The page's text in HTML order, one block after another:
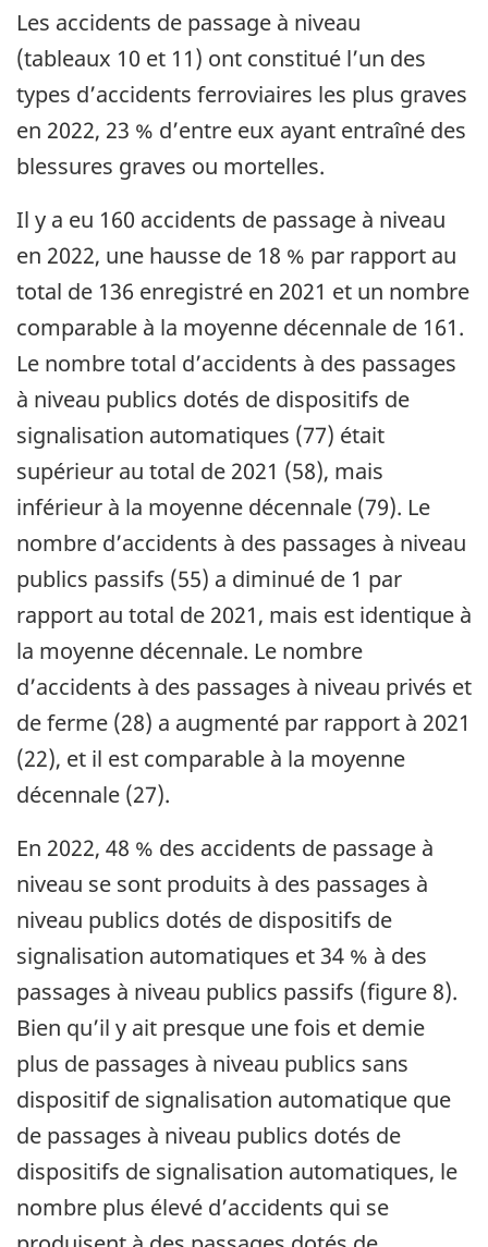
Les accidents de passage à niveau
(tableaux 10 et 11) ont constitué l’un des
types d’accidents ferroviaires les plus graves
en 2022, 23 % d’entre eux ayant entraîné des
blessures graves ou mortelles.
Il y a eu 160 accidents de passage à niveau
en 2022, une hausse de 18 % par rapport au
total de 136 enregistré en 2021 et un nombre
comparable à la moyenne décennale de 161.
Le nombre total d’accidents à des passages
à niveau publics dotés de dispositifs de
signalisation automatiques (77) était
supérieur au total de 2021 (58), mais
inférieur à la moyenne décennale (79). Le
nombre d’accidents à des passages à niveau
publics passifs (55) a diminué de 1 par
rapport au total de 2021, mais est identique à
la moyenne décennale. Le nombre
d’accidents à des passages à niveau privés et
de ferme (28) a augmenté par rapport à 2021
(22), et il est comparable à la moyenne
décennale (27).
En 2022, 48 % des accidents de passage à
niveau se sont produits à des passages à
niveau publics dotés de dispositifs de
signalisation automatiques et 34 % à des
passages à niveau publics passifs (figure 8).
Bien qu’il y ait presque une fois et demie
plus de passages à niveau publics sans
dispositif de signalisation automatique que
de passages à niveau publics dotés de
dispositifs de signalisation automatiques, le
nombre plus élevé d’accidents qui se